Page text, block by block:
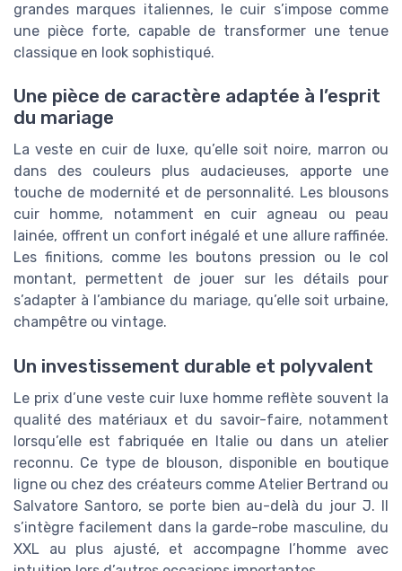
grandes marques italiennes, le cuir s’impose comme
une pièce forte, capable de transformer une tenue
classique en look sophistiqué.
Une pièce de caractère adaptée à l’esprit
du mariage
La veste en cuir de luxe, qu’elle soit noire, marron ou
dans des couleurs plus audacieuses, apporte une
touche de modernité et de personnalité. Les blousons
cuir homme, notamment en cuir agneau ou peau
lainée, offrent un confort inégalé et une allure raffinée.
Les finitions, comme les boutons pression ou le col
montant, permettent de jouer sur les détails pour
s’adapter à l’ambiance du mariage, qu’elle soit urbaine,
champêtre ou vintage.
Un investissement durable et polyvalent
Le prix d’une veste cuir luxe homme reflète souvent la
qualité des matériaux et du savoir-faire, notamment
lorsqu’elle est fabriquée en Italie ou dans un atelier
reconnu. Ce type de blouson, disponible en boutique
ligne ou chez des créateurs comme Atelier Bertrand ou
Salvatore Santoro, se porte bien au-delà du jour J. Il
s’intègre facilement dans la garde-robe masculine, du
XXL au plus ajusté, et accompagne l’homme avec